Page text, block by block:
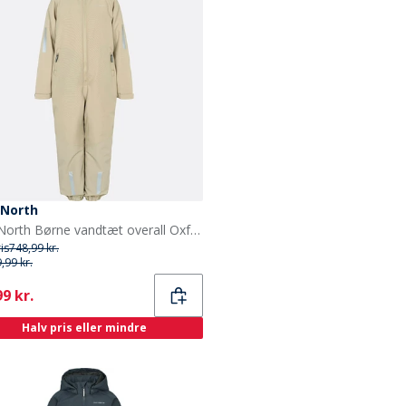
True North Børne vandtæt overall Oxford sne dragt sand
748,99 kr.
kr.
kr.
Halv pris eller mindre